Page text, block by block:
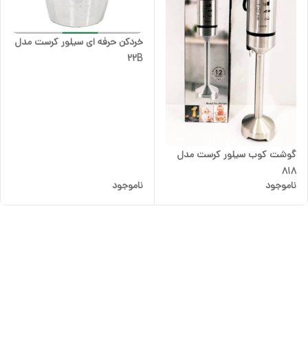
گوشت کوب سیلور کرست مدل
818
ناموجود
خردکن حرفه ای سیلور کرست مدل
22B
ناموجود